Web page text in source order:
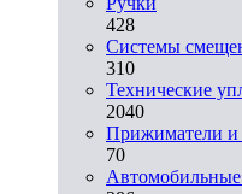
428
Системы
310
Технические
2040
Прижиматели и
70
Автомобильные